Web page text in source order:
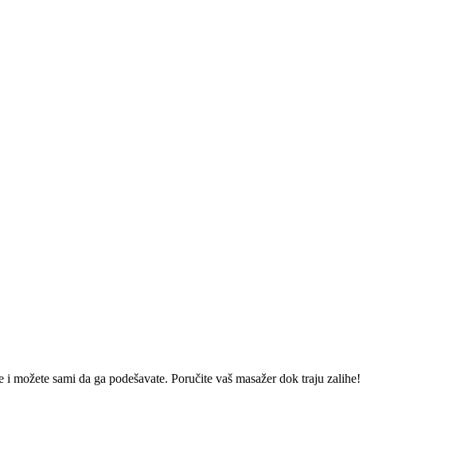
sami da ga podešavate. Poručite vaš masažer dok traju zalihe!